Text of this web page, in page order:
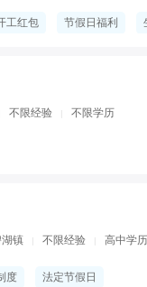
工红包 节假日福利
不限经验 不限学历
镇 不限经验 高中学历
度 法定节假日